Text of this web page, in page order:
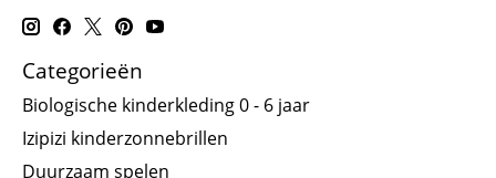
Categorieën
Biologische kinderkleding 0 - 6 jaar
Izipizi kinderzonnebrillen
Duurzaam spelen